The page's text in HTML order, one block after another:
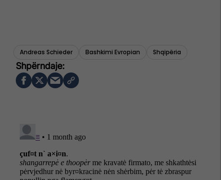
Andreas Schieder Bashkimi Evropian Shqipëria